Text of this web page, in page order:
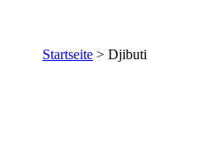
Startseite > Djibuti